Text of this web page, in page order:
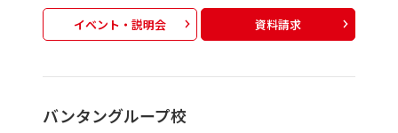
イベント・説明会 資料請求
バンタングループ校